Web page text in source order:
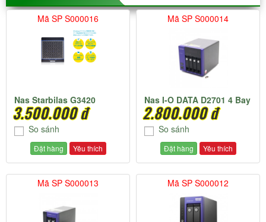
Mã SP S000016
3.500.000 đ
Nas Starbilas G3420
So sánh
Đặt hàng Yêu thích
Mã SP S000014
2.800.000 đ
Nas I-O DATA D2701 4 Bay
So sánh
Đặt hàng Yêu thích
Mã SP S000013 Mã SP S000012